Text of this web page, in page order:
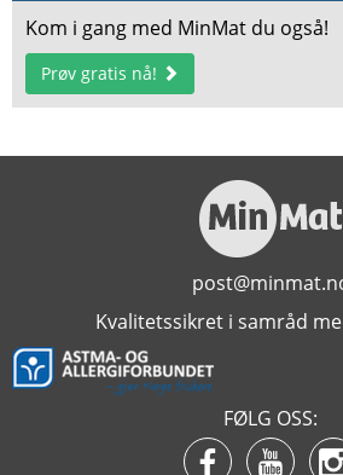
Kom i gang med MinMat du også!
Prøv gratis nå!
Kvalitetssikret i
FØLG OSS: